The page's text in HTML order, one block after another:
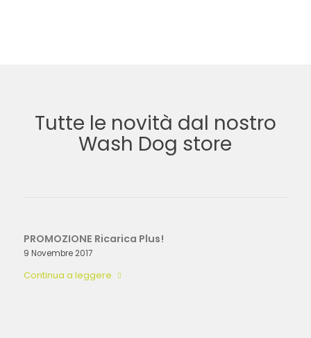
Tutte le novità dal nostro
Wash Dog store
PROMOZIONE Ricarica Plus!
9 Novembre 2017
Continua a leggere